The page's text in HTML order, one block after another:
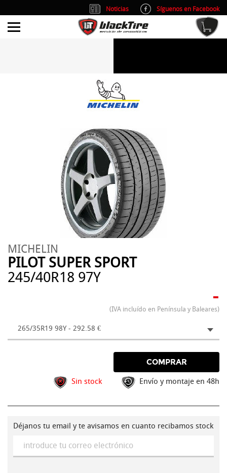
MICHELIN
PILOT SUPER SPORT
245/40R18 97Y
-
(IVA incluído en Península y Baleares)
265/35R19 98Y - 292.58 €
COMPRAR
Sin stock Envío y montaje en 48h
Déjanos tu email y te avisamos en cuanto recibamos stock
Noticias
Síguenos en Facebook
info@blacktire.es
Atención al cliente: L/V 9:00-14:00 y 15:00-19:00